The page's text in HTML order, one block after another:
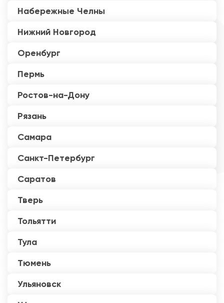
Набережные Челны
Нижний Новгород
Оренбург
Пермь
Ростов-на-Дону
Рязань
Самара
Санкт-Петербург
Саратов
Тверь
Тольятти
Тула
Тюмень
Ульяновск